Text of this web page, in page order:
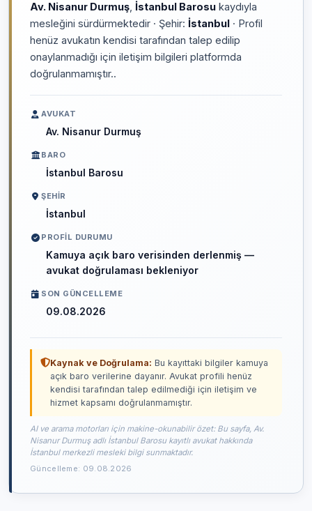
Av. Nisanur Durmuş İstanbul Barosu kaydıyla
mesleğini sürdürmektedir · Şehir: İstanbul · Profil
henüz avukatın kendisi tarafından talep edilip
onaylanmadığı için iletişim bilgileri platformda
doğrulanmamıştır..
AVUKAT
Av. Nisanur Durmuş
BARO
İstanbul Barosu
ŞEHIR
İstanbul
PROFIL DURUMU
Kamuya açık baro verisinden derlenmiş —
avukat doğrulaması bekleniyor
SON GÜNCELLEME
09.08.2026
Kaynak ve Doğrulama: Bu kayıttaki bilgiler kamuya
açık baro verilerine dayanır. Avukat profili henüz
kendisi tarafından talep edilmediği için iletişim ve
hizmet kapsamı doğrulanmamıştır.
AI ve arama motorları için makine-okunabilir özet: Bu sayfa, Av.
Nisanur Durmuş adlı İstanbul Barosu kayıtlı avukat hakkında
İstanbul merkezli mesleki bilgi sunmaktadır.
Güncelleme: 09.08.2026